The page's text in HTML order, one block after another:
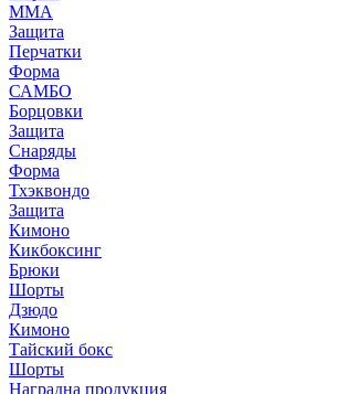
ММА
Защита
Перчатки
Форма
САМБО
Борцовки
Защита
Снаряды
Форма
Тхэквондо
Защита
Кимоно
Кикбоксинг
Брюки
Шорты
Дзюдо
Кимоно
Тайский бокс
Шорты
Наградна продукция